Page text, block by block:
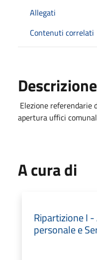
Allegati
Contenuti correlati
Descrizione
Elezione referendarie
apertura uffici
A cura di
Ripartizione I
personale e